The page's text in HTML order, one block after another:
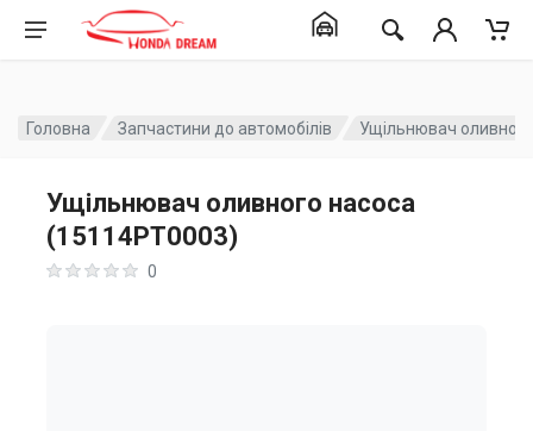
Головна Запчастини до автомобілів Ущільнювач
Ущільнювач оливного насоса
(15114PT0003)
0